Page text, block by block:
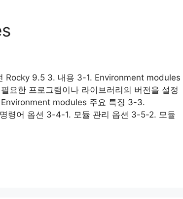
Rocky 9.5 3. 내용 3-1. Environment modules
요한 프로그램이나 라이브러리의 버전을 설정
modules 주요 특징 3-3.
령어 옵션 3-4-1. 모듈 관리 옵션 3-5-2. 모듈